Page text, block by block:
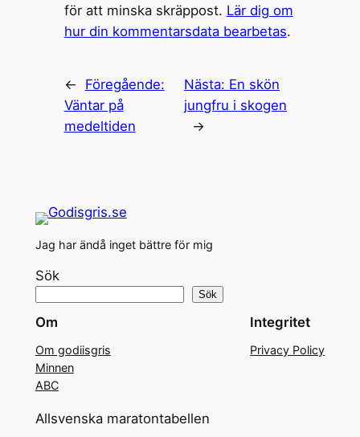
för att minska skräppost. Lär dig om
hur din kommentarsdata bearbetas.
←
Föregående:
Väntar på
medeltiden
Nästa: En skön
jungfru i skogen
→
Jag har ändå inget bättre för mig
Sök
Sök
Om
Om godiisgris
Minnen
ABC
Integritet
Privacy Policy
Allsvenska maratontabellen